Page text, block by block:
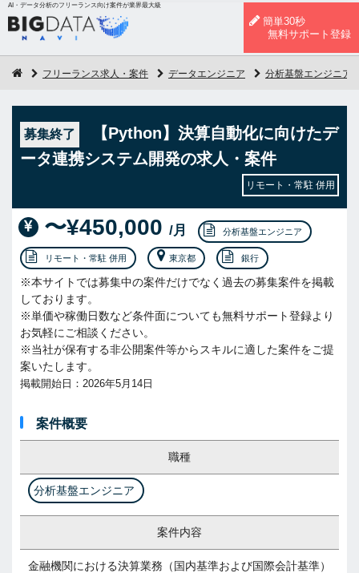
AI・データ分析のフリーランス向け案件が業界最大級
簡単30秒
無料サポート登録
フリーランス求人・案件 データエンジニア 分析基盤エンジニア
募集終了
【Python】決算自動化に向けたデ
ータ連携システム開発の求人・案件
リモート・常駐 併用
〜¥450,000 /月 分析基盤エンジニア
リモート・常駐 併用 東京都 銀行
※本サイトでは募集中の案件だけでなく過去の募集案件を掲載
しております。
※単価や稼働日数など条件面についても無料サポート登録より
お気軽にご相談ください。
※当社が保有する非公開案件等からスキルに適した案件をご提
案いたします。
掲載開始日：2026年5月14日
案件概要
職種
分析基盤エンジニア
案件内容
金融機関における決算業務（国内基準および国際会計基準）